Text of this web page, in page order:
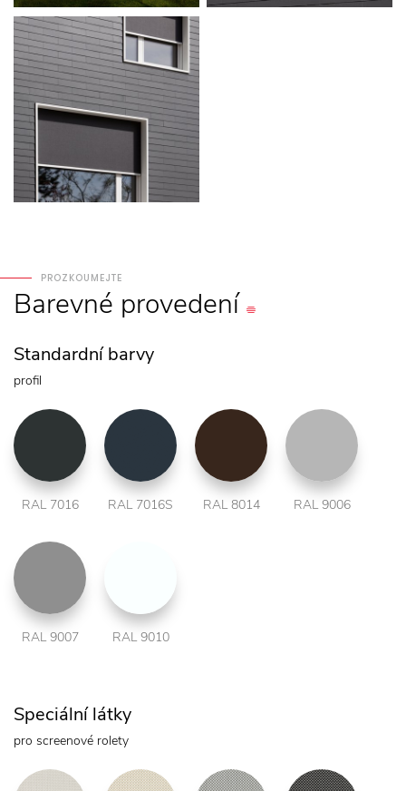
PROZKOUMEJTE
Barevné provedení
Standardní barvy
profil
RAL 7016 RAL 7016S RAL 8014 RAL 9006
RAL 9007 RAL 9010
Speciální látky
pro screenové rolety